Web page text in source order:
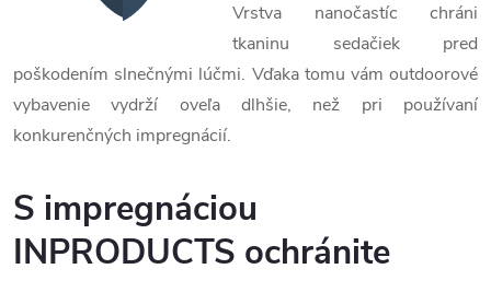
Vrstva nanočastíc chráni
tkaninu sedačiek pred
poškodením slnečnými lúčmi. Vďaka tomu vám outdoorové
vybavenie vydrží oveľa dlhšie, než pri používaní
konkurenčných impregnácií.
S impregnáciou
INPRODUCTS ochránite